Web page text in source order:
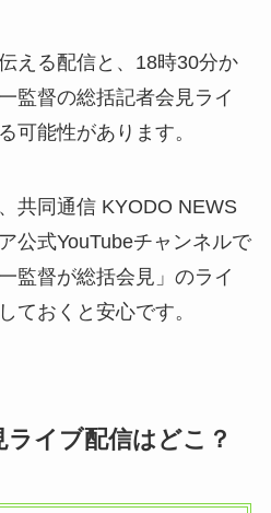
える配信と、18時30分か
監督の総括記者会見ライ
可能性があります。
共同通信 KYODO NEWS
公式YouTubeチャンネルで
監督が総括会見」のライ
ておくと安心です。
ライブ配信はどこ？